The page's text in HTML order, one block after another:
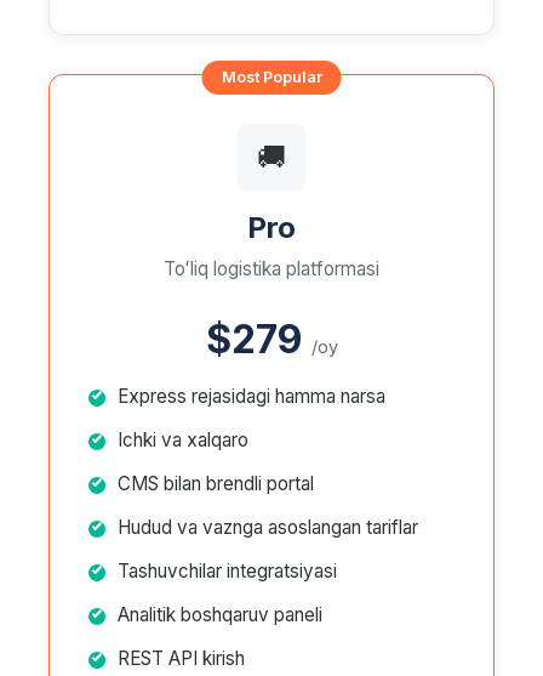
🚚
Pro
Toʻliq logistika platformasi
$279 /oy
Express rejasidagi hamma narsa
Ichki va xalqaro
CMS bilan brendli portal
Hudud va vaznga asoslangan tariflar
Tashuvchilar integratsiyasi
Analitik boshqaruv paneli
REST API kirish